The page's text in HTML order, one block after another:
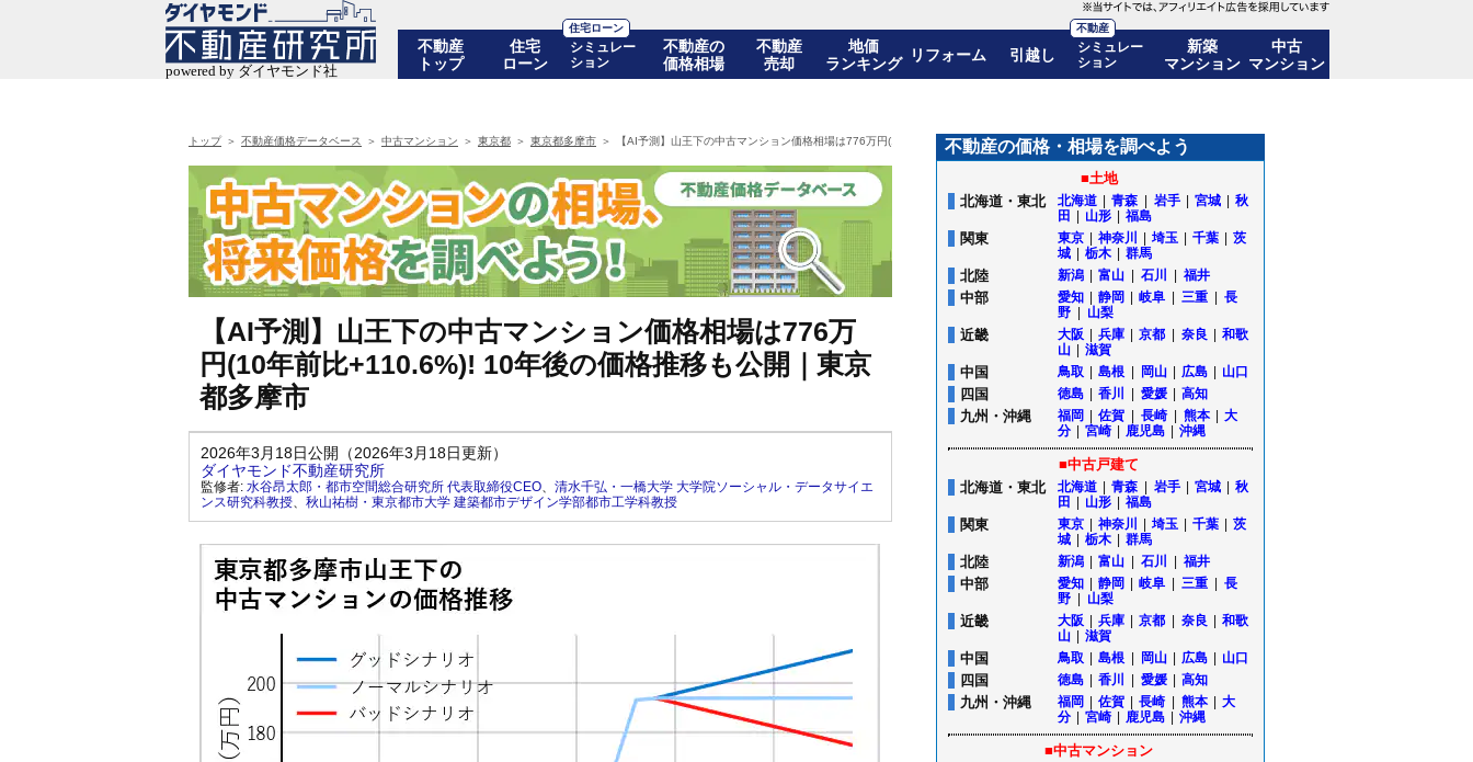
不動産
トップ
住宅
ローン
住宅ローン
シミュレー
ション
不動産の
価格相場
不動産
売却
地価
ランキング
リフォーム 引越し
不動産
シミュレー
ション
新築
マンション
中古
マンション
トップ 不動産価格データベース 中古マンション 東京都 東京都多摩市 【AI予測】山王下の中古マンション価格相場は776万円(10年前比+110.6%)! 10年後の価格推移も公開｜東京都多摩市
【AI予測】山王下の中古マンション価格相場は776万
円(10年前比+110.6%)! 10年後の価格推移も公開｜東京
都多摩市
2026年3月18日公開（2026年3月18日更新）
ダイヤモンド不動産研究所
監修者: 水谷昂太郎・都市空間総合研究所 代表取締役CEO、 清水千弘・一橋大学 大学院ソーシャル・データサイエ
ンス研究科教授、 秋山祐樹・東京都市大学 建築都市デザイン学部都市工学科教授
不動産の価格・相場を調べよう
■土地
北海道・東北
北海道 青森 岩手 宮城
秋
田
山形 福島
関東 東京 神奈川 埼玉 千葉
茨
城
栃木 群馬
北陸 新潟 富山 石川 福井
中部 愛知 静岡 岐阜 三重
長
野
山梨
近畿 大阪 兵庫 京都 奈良
和歌
山
滋賀
中国 鳥取 島根 岡山 広島 山口
四国 徳島 香川 愛媛 高知
九州・沖縄 福岡 佐賀 長崎 熊本
大
分
宮崎 鹿児島 沖縄
■中古戸建て
北海道・東北
北海道 青森 岩手 宮城
秋
田
山形 福島
関東 東京 神奈川 埼玉 千葉
茨
城
栃木 群馬
北陸 新潟 富山 石川 福井
中部 愛知 静岡 岐阜 三重
長
野
山梨
近畿 大阪 兵庫 京都 奈良
和歌
山
滋賀
中国 鳥取 島根 岡山 広島 山口
四国 徳島 香川 愛媛 高知
九州・沖縄 福岡 佐賀 長崎 熊本
大
分
宮崎 鹿児島 沖縄
■中古マンション